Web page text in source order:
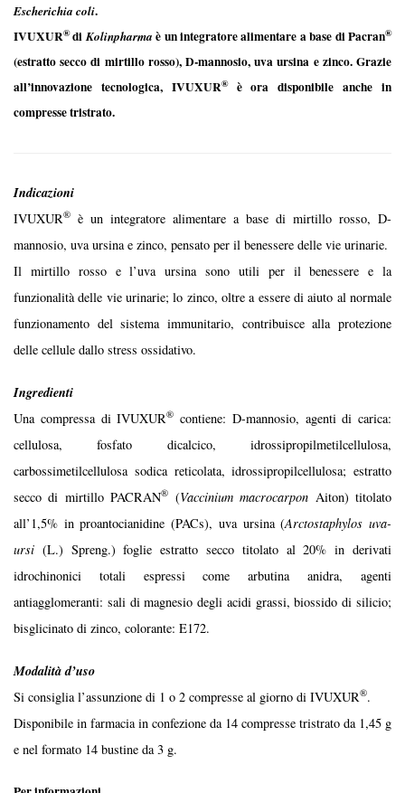
Escherichia coli.
IVUXUR®diKolinpharma è un integratore alimentare a base di Pacran®
(estratto secco di mirtillo rosso), D-mannosio, uva ursina e zinco. Grazie
all’innovazione tecnologica, IVUXUR®è ora disponibile anche in
compresse tristrato.
Indicazioni
IVUXUR® è un integratore alimentare a base di mirtillo rosso, D-
mannosio, uva ursina e zinco, pensato per il benessere delle vie urinarie.
Il mirtillo rosso e l’uva ursina sono utili per il benessere e la
funzionalità delle vie urinarie; lo zinco, oltre a essere di aiuto al normale
funzionamento del sistema immunitario, contribuisce alla protezione
delle cellule dallo stress ossidativo.
Ingredienti
Una compressa di IVUXUR® contiene: D-mannosio, agenti di carica:
cellulosa, fosfato dicalcico, idrossipropilmetilcellulosa,
carbossimetilcellulosa sodica reticolata, idrossipropilcellulosa; estratto
secco di mirtillo PACRAN® (Vaccinium macrocarpon Aiton) titolato
all’1,5% in proantocianidine (PACs), uva ursina (Arctostaphylos uva-
ursi (L.) Spreng.) foglie estratto secco titolato al 20% in derivati
idrochinonici totali espressi come arbutina anidra, agenti
antiagglomeranti: sali di magnesio degli acidi grassi, biossido di silicio;
bisglicinato di zinco, colorante: E172.
Modalità d’uso
Si consiglia l’assunzione di 1 o 2 compresse al giorno di IVUXUR®.
Disponibile in farmacia in confezione da 14 compresse tristrato da 1,45 g
e nel formato 14 bustine da 3 g.